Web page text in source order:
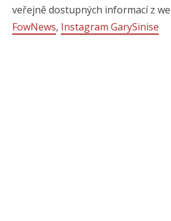
veřejně dostupných informací z
FowNews, Instagram GarySinise